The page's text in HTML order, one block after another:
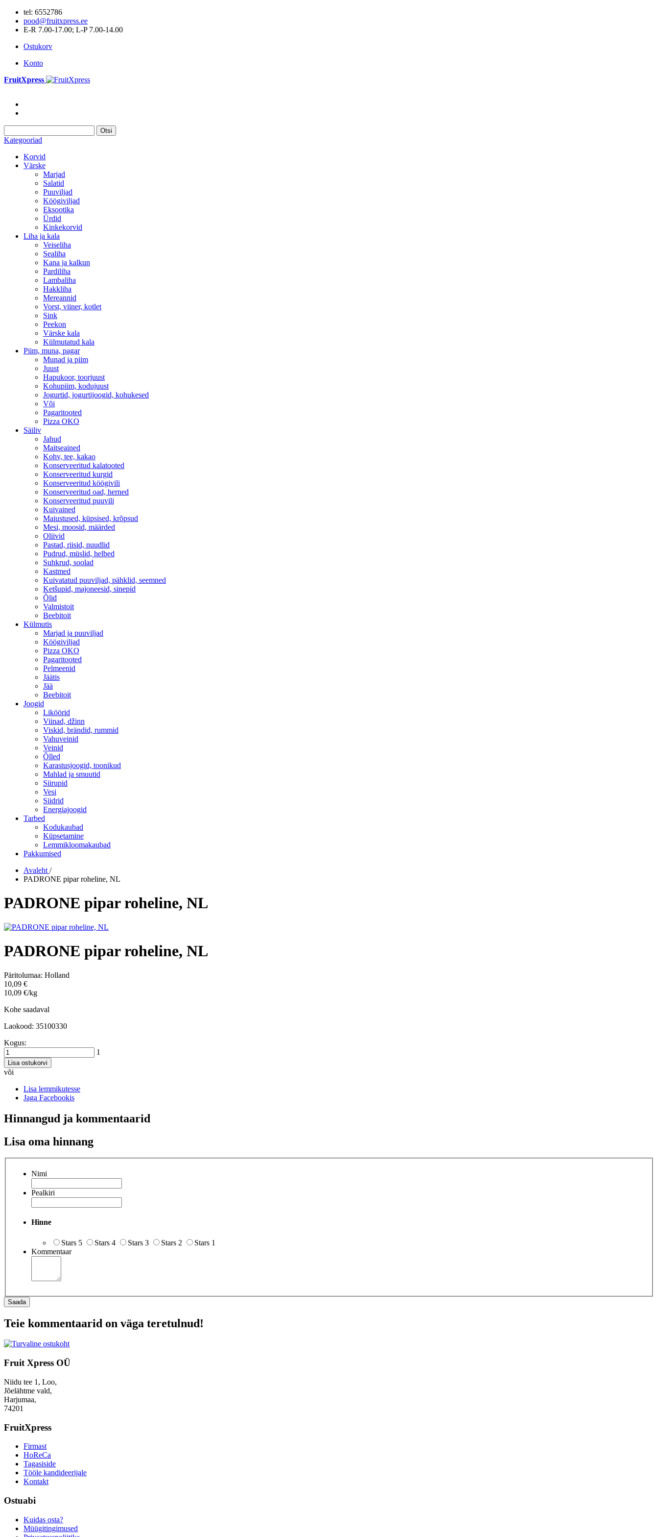
tel: 6552786
pood@fruitxpress.ee
E-R 7.00-17.00; L-P 7.00-14.00
Ostukorv
Konto
FruitXpress
Otsi
Kategooriad
Korvid
Värske
Marjad
Salatid
Puuviljad
Köögiviljad
Eksootika
Ürdid
Kinkekorvid
Liha ja kala
Veiseliha
Sealiha
Kana ja kalkun
Pardiliha
Lambaliha
Hakkliha
Mereannid
Vorst, viiner, kotlet
Sink
Peekon
Värske kala
Külmutatud kala
Piim, muna, pagar
Munad ja piim
Juust
Hapukoor, toorjuust
Kohupiim, kodujuust
Jogurtid, jogurtijoogid, kohukesed
Või
Pagaritooted
Pizza OKO
Säiliv
Jahud
Maitseained
Kohv, tee, kakao
Konserveeritud kalatooted
Konserveeritud kurgid
Konserveeritud köögivili
Konserveeritud oad, herned
Konserveeritud puuvili
Kuivained
Maiustused, küpsised, krõpsud
Mesi, moosid, määrded
Oliivid
Pastad, riisid, nuudlid
Pudrud, müslid, helbed
Suhkrud, soolad
Kastmed
Kuivatatud puuviljad, pähklid, seemned
Ketšupid, majoneesid, sinepid
Õlid
Valmistoit
Beebitoit
Külmutis
Marjad ja puuviljad
Köögiviljad
Pizza OKO
Pagaritooted
Pelmeenid
Jäätis
Jää
Beebitoit
Joogid
Liköörid
Viinad, džinn
Viskid, brändid, rummid
Vahuveinid
Veinid
Õlled
Karastusjoogid, toonikud
Mahlad ja smuutid
Siirupid
Vesi
Siidrid
Energiajoogid
Tarbed
Kodukaubad
Küpsetamine
Lemmikloomakaubad
Pakkumised
Avaleht /
PADRONE pipar roheline, NL
PADRONE pipar roheline, NL
PADRONE pipar roheline, NL
Päritolumaa: Holland
10,09 €
10,09 €/kg
Kohe saadaval
Laokood: 35100330
Kogus:
1
Lisa ostukorvi
või
Lisa lemmikutesse
Jaga Facebookis
Hinnangud ja kommentaarid
Lisa oma hinnang
Nimi
Pealkiri
Hinne
Stars 5 Stars 4 Stars 3 Stars 2
Stars 1
Kommentaar
Saada
Teie kommentaarid on väga teretulnud!
Fruit Xpress OÜ
Niidu tee 1, Loo,
Jõelähtme vald,
Harjumaa,
74201
FruitXpress
Firmast
HoReCa
Tagasiside
Tööle kandideerijale
Kontakt
Ostuabi
Kuidas osta?
Müügitingimused